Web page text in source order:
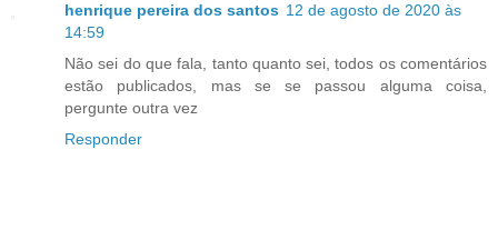
henrique pereira dos santos 12 de agosto de 2020 às
14:59
Não sei do que fala, tanto quanto sei, todos os comentários
estão publicados, mas se se passou alguma coisa,
pergunte outra vez
Responder